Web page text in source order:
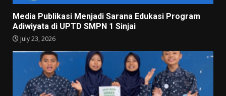
Media Publikasi Menjadi Sarana Edukasi Program
Adiwiyata di UPTD SMPN 1 Sinjai
July 23, 2026